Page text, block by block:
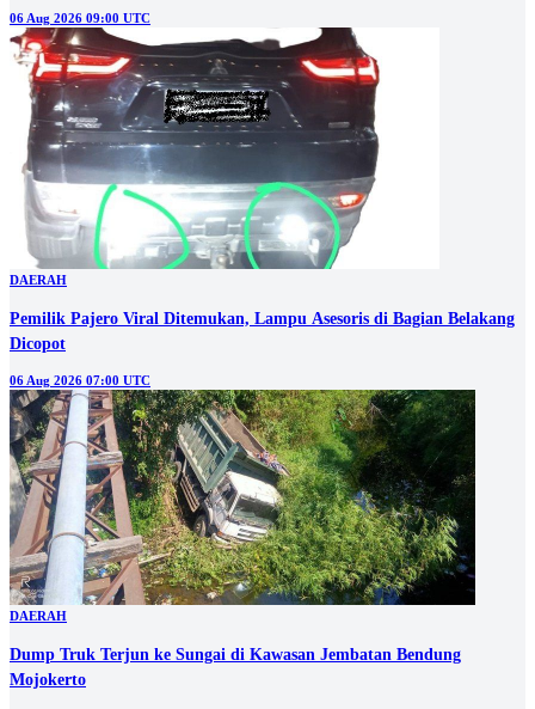
06 Aug 2026 09:00 UTC
DAERAH
Pemilik Pajero Viral Ditemukan, Lampu Asesoris di Bagian Belakang
Dicopot
06 Aug 2026 07:00 UTC
DAERAH
Dump Truk Terjun ke Sungai di Kawasan Jembatan Bendung
Mojokerto